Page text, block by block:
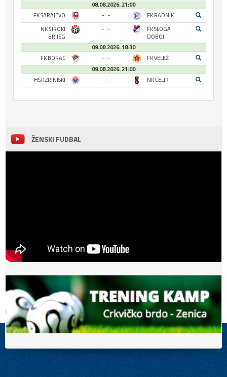
08.08.2026. 21:00
FK SARAJEVO
- : -
FK RADNIK
NK ŠIROKI
BRIJEG
- : -
FK SLOGA
DOBOJ
09.08.2026. 18:30
FK BORAC
- : -
FK VELEŽ
09.08.2026. 21:00
HŠK ZRINJSKI
- : - NK ČELIK
ŽENSKI FUDBAL